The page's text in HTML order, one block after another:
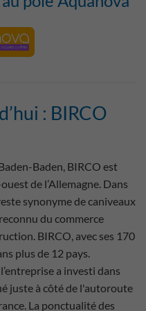
: BIRCO
Baden, BIRCO est
de l’Allemagne. Dans
synonyme de caniveaux
du commerce
BIRCO, avec ses 170
plus de 12 pays.
a investi dans
juste à côté de l'autoroute
La ponctualité des